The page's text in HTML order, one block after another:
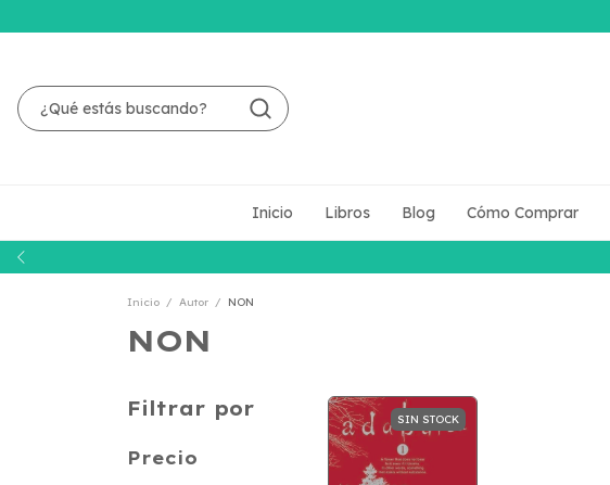
Inicio Libros Blog Cómo Comprar
Inicio / Autor / NON
NON
Filtrar por
Precio
SIN STOCK